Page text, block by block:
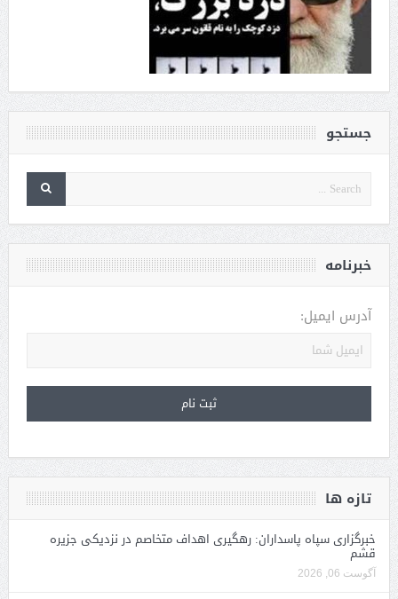
جستجو
خبرنامه
آدرس ایمیل:
تازه ها
خبرگزاری سپاه پاسداران: رهگیری اهداف متخاصم در نزدیکی جزیره
قشم
آگوست 06, 2026